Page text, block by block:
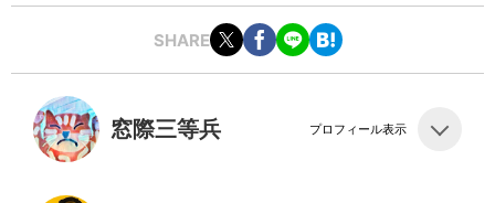
SHARE
窓際三等兵 プロフィール表示